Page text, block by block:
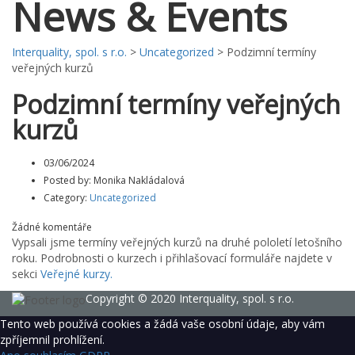
News & Events
Interquality, spol. s r.o. > Uncategorized > Podzimní termíny
veřejných kurzů
Podzimní termíny veřejných
kurzů
03/06/2024
Posted by: Monika Nakládalová
Category: Uncategorized
Žádné komentáře
Vypsali jsme termíny veřejných kurzů na druhé pololetí letošního
roku. Podrobnosti o kurzech i přihlašovací formuláře najdete v
sekci Veřejné kurzy.
Copyright © 2020 Interquality, spol. s r.o.
Tento web používá cookies a žádá vaše osobní údaje, aby vám
zpříjemnil prohlížení.